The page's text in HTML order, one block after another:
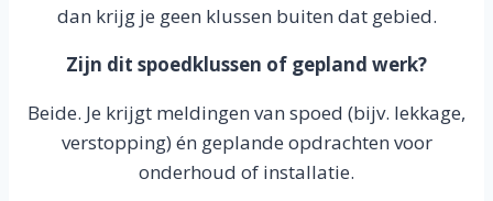
dan krijg je geen klussen buiten dat gebied.
Zijn dit spoedklussen of gepland werk?
Beide. Je krijgt meldingen van spoed (bijv. lekkage,
verstopping) én geplande opdrachten voor
onderhoud of installatie.